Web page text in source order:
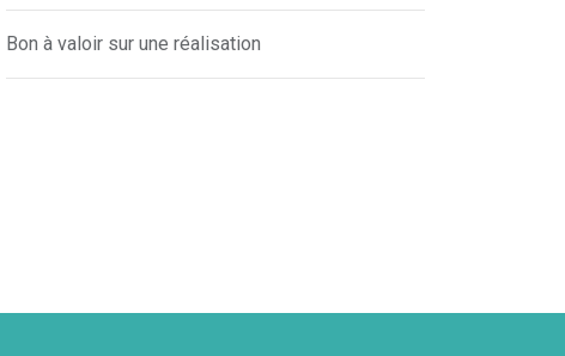
Bon à valoir sur une réalisation